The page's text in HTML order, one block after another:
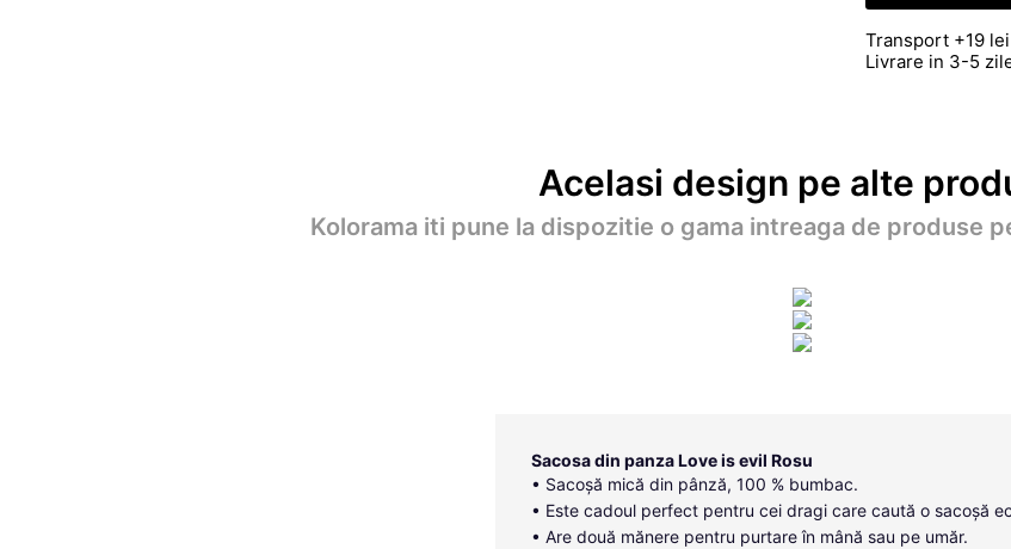
Transport +19
Livrare in 3-5
Acelasi design pe alte
Kolorama iti pune la dispozitie o gama intreaga de produse
Sacosa din panza Love is evil Rosu
• Sacoșă mică din pânză, 100 % bumbac.
• Este cadoul perfect pentru cei dragi care caută o sacoșă
• Are două mănere pentru purtare în mână sau pe umăr.